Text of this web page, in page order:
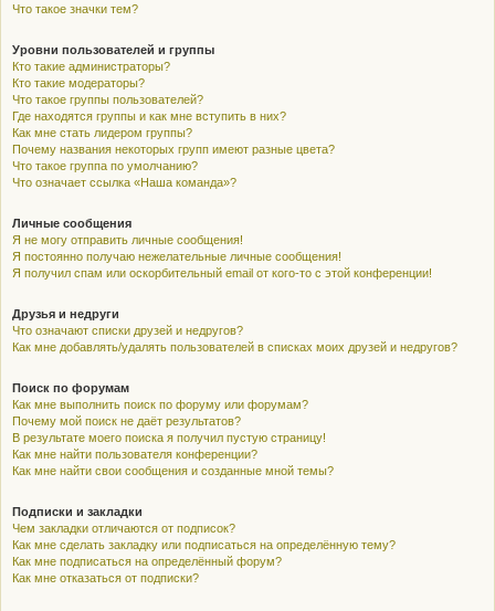
Что такое значки тем?
Уровни пользователей и группы
Кто такие администраторы?
Кто такие модераторы?
Что такое группы пользователей?
Где находятся группы и как мне вступить в них?
Как мне стать лидером группы?
Почему названия некоторых групп имеют разные цвета?
Что такое группа по умолчанию?
Что означает ссылка «Наша команда»?
Личные сообщения
Я не могу отправить личные сообщения!
Я постоянно получаю нежелательные личные сообщения!
Я получил спам или оскорбительный email от кого-то с этой конференции!
Друзья и недруги
Что означают списки друзей и недругов?
Как мне добавлять/удалять пользователей в списках моих друзей и недругов?
Поиск по форумам
Как мне выполнить поиск по форуму или форумам?
Почему мой поиск не даёт результатов?
В результате моего поиска я получил пустую страницу!
Как мне найти пользователя конференции?
Как мне найти свои сообщения и созданные мной темы?
Подписки и закладки
Чем закладки отличаются от подписок?
Как мне сделать закладку или подписаться на определённую тему?
Как мне подписаться на определённый форум?
Как мне отказаться от подписки?